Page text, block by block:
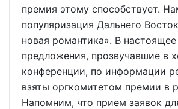
премия этому способствует.
популяризация Дальнего
новая романтика». В
предложения, прозвучавшие в
конференции, по информации
взяты оргкомитетом премии в
Напомним, что прием заявок